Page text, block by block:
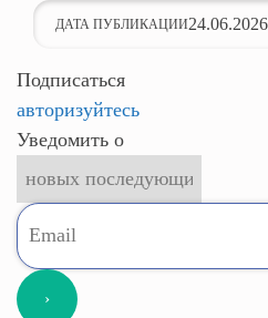
ДАТА ПУБЛИКАЦИИ24.06.2026
Подписаться
авторизуйтесь
Уведомить о